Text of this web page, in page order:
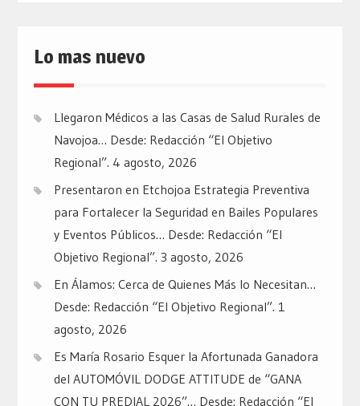
Lo mas nuevo
Llegaron Médicos a las Casas de Salud Rurales de
Navojoa… Desde: Redacción “El Objetivo
Regional”. 4 agosto, 2026
Presentaron en Etchojoa Estrategia Preventiva
para Fortalecer la Seguridad en Bailes Populares
y Eventos Públicos… Desde: Redacción “El
Objetivo Regional”. 3 agosto, 2026
En Álamos: Cerca de Quienes Más lo Necesitan…
Desde: Redacción “El Objetivo Regional”. 1
agosto, 2026
Es María Rosario Esquer la Afortunada Ganadora
del AUTOMÓVIL DODGE ATTITUDE de “GANA
CON TU PREDIAL 2026”… Desde: Redacción “El